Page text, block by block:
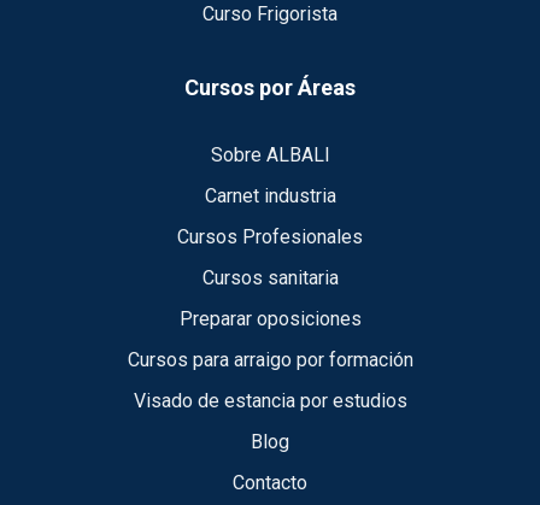
Curso Frigorista
Cursos por Áreas
Sobre ALBALI
Carnet industria
Cursos Profesionales
Cursos sanitaria
Preparar oposiciones
Cursos para arraigo por formación
Visado de estancia por estudios
Blog
Contacto